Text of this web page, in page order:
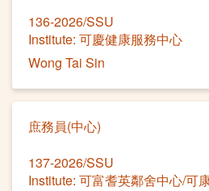
136-2026/SSU
Institute: 可慶健康服務中心
Wong Tai Sin
庶務員(中心)
137-2026/SSU
Institute: 可富耆英鄰舍中心/可